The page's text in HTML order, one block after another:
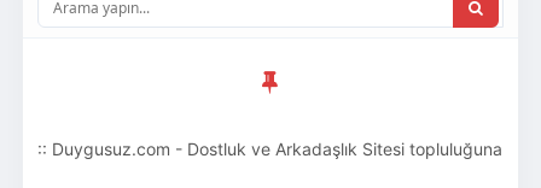
:: Duygusuz.com - Dostluk ve Arkadaşlık Sitesi topluluğuna